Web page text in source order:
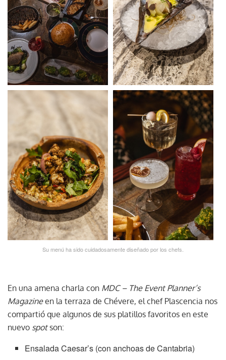
Su menú ha sido cuidadosamente diseñado por los chefs.
En una amena charla con MDC – The Event Planner’s
Magazineen la terraza de Chévere, el chef Plascencia nos
compartió que algunos de sus platillos favoritos en este
nuevo spotson:
Ensalada Caesar’s (con anchoas de Cantabria)